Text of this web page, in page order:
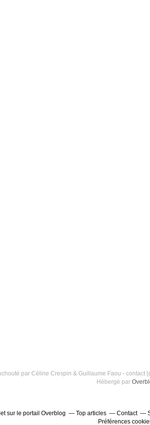
par Céline Crespin & Guillaume Faou - contact
Hébergé par
sur le portail Overblog Top articles Contact
Préférences